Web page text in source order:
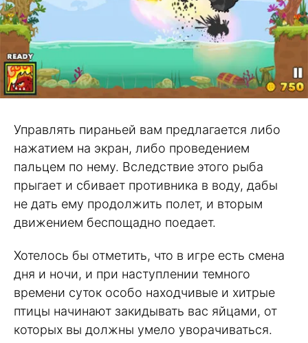
Управлять пираньей вам предлагается либо
нажатием на экран, либо проведением
пальцем по нему. Вследствие этого рыба
прыгает и сбивает противника в воду, дабы
не дать ему продолжить полет, и вторым
движением беспощадно поедает.
Хотелось бы отметить, что в игре есть смена
дня и ночи, и при наступлении темного
времени суток особо находчивые и хитрые
птицы начинают закидывать вас яйцами, от
которых вы должны умело уворачиваться.